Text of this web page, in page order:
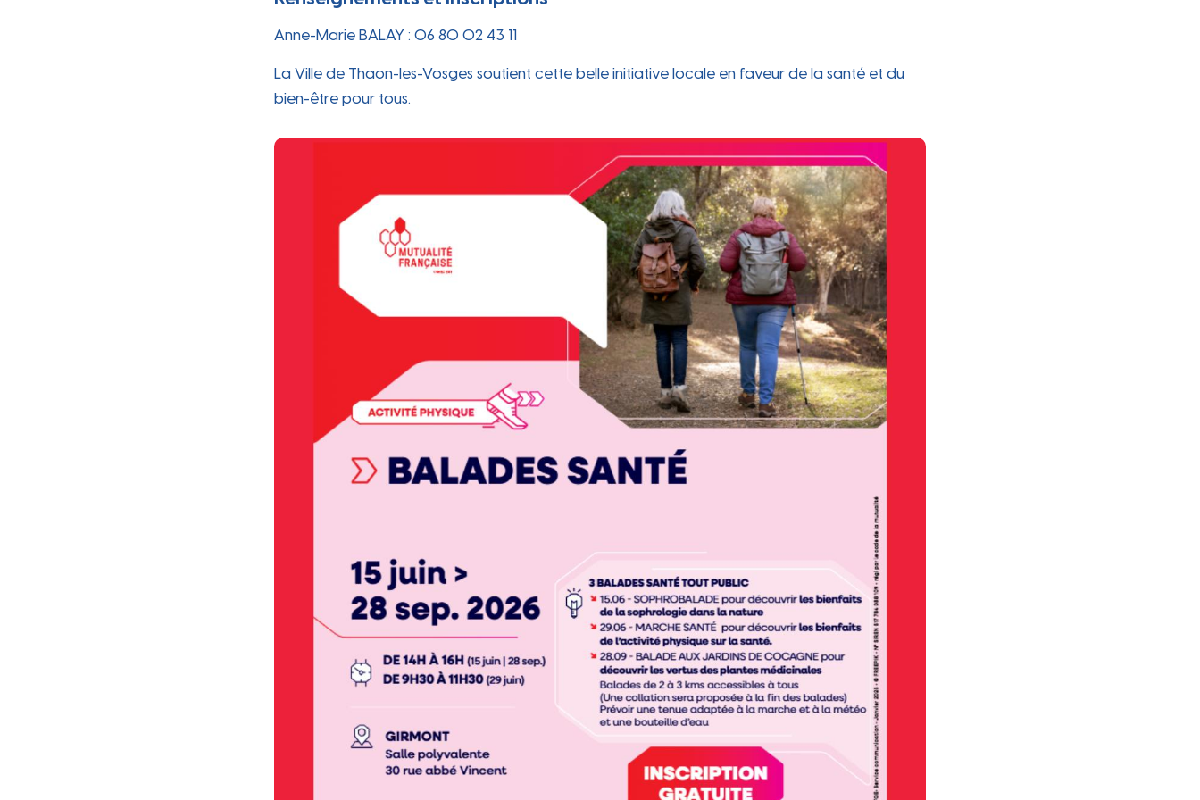
Anne-Marie BALAY : 06 80 02 43 11
La Ville de Thaon-les-Vosges soutient cette belle initiative locale en faveur de la santé et du
bien-être pour tous.